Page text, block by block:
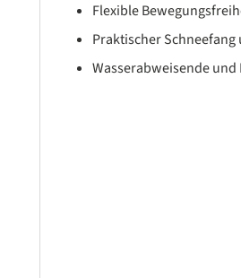
Flexible
Praktischer
Wasserabweisende